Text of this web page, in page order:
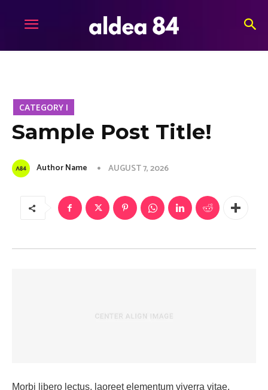
CATEGORY I
Sample Post Title!
Author Name AUGUST 7, 2026
Morbi libero lectus, laoreet elementum viverra vitae,